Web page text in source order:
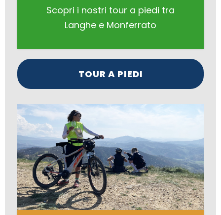
Scopri i nostri tour a piedi tra
Langhe e Monferrato
TOUR A PIEDI